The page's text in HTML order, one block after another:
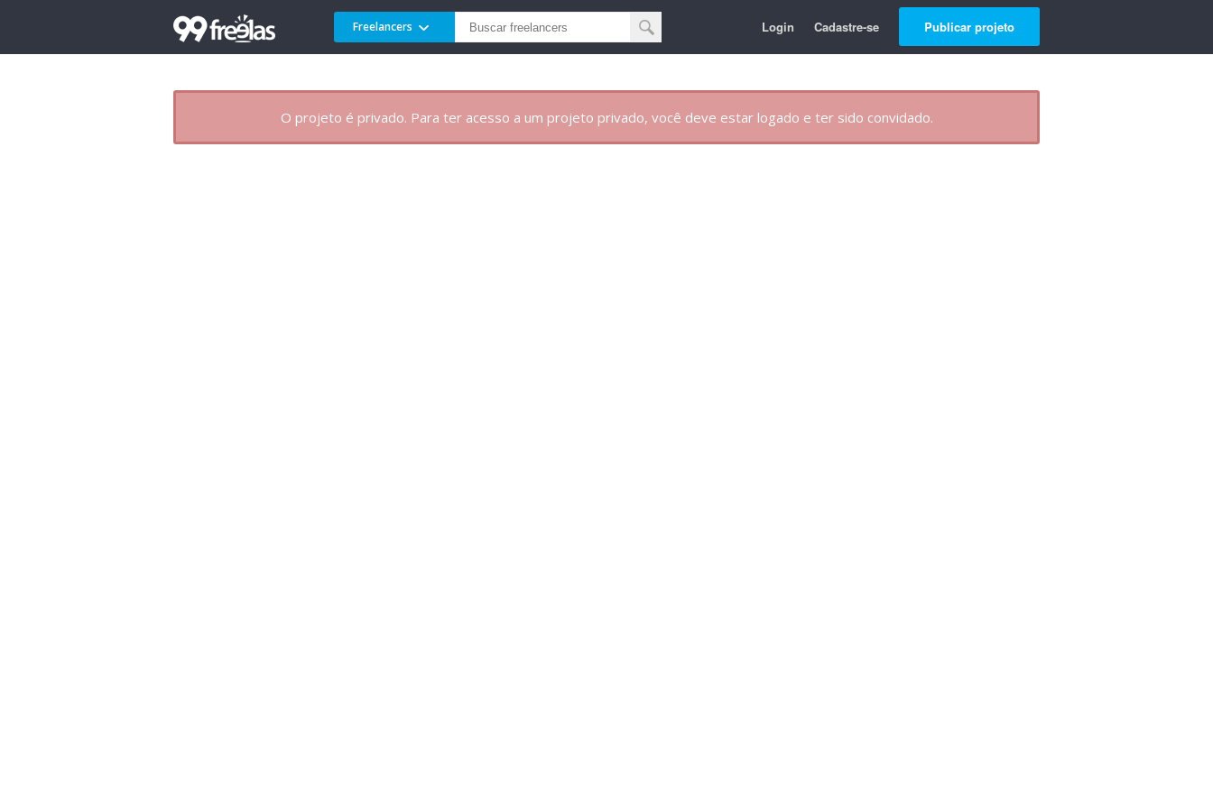
Freelancers Login Cadastre-se Publicar projeto
O projeto é privado. Para ter acesso a um projeto privado, você deve estar logado e ter sido convidado.